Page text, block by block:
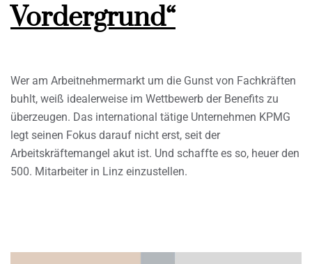
Vordergrund“
Wer am Arbeitnehmermarkt um die Gunst von Fachkräften
buhlt, weiß idealerweise im Wettbewerb der Benefits zu
überzeugen. Das international tätige Unternehmen KPMG
legt seinen Fokus darauf nicht erst, seit der
Arbeitskräftemangel akut ist. Und schaffte es so, heuer den
500. Mitarbeiter in Linz einzustellen.